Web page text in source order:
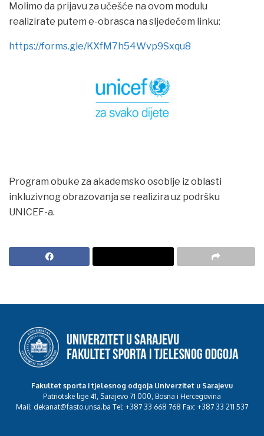
Molimo da prijavu za učešće na ovom modulu
realizirate putem e-obrasca na sljedećem linku:
https://forms.gle/KXfM7h54Wvp9Sxqu8
Program obuke za akademsko osoblje iz oblasti
inkluzivnog obrazovanja se realizira uz podršku
UNICEF-a.
Fakultet sporta i tjelesnog odgoja Univerzitet u Sarajevu
Patriotske lige 41, Sarajevo 71 000, Bosna i Hercegovina
Mail: dekanat@fasto.unsa.ba Tel: +387 33 668 768 Fax: +387 33 211 537